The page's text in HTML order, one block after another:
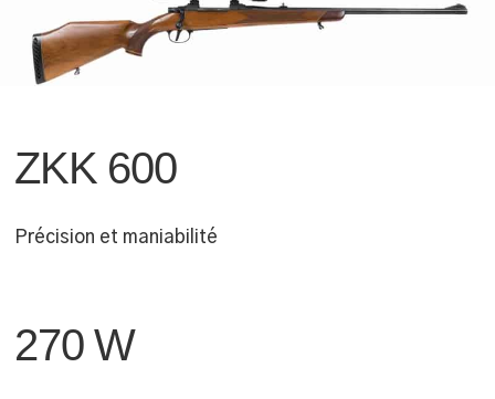
ZKK 600
Précision et maniabilité
270 W